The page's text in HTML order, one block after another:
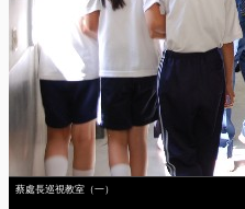
蔡處長巡視教室（一）